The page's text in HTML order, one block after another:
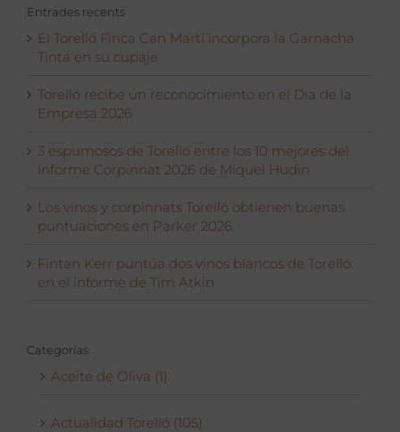
Entrades recents
El Torelló Finca Can Martí incorpora la Garnacha
Tinta en su cupaje
Torelló recibe un reconocimiento en el Dia de la
Empresa 2026
3 espumosos de Torelló entre los 10 mejores del
Informe Corpinnat 2026 de Miquel Hudin
Los vinos y corpinnats Torelló obtienen buenas
puntuaciones en Parker 2026
Fintan Kerr puntúa dos vinos blancos de Torelló
en el informe de Tim Atkin
Categorías
Aceite de Oliva (1)
Actualidad Torelló (105)